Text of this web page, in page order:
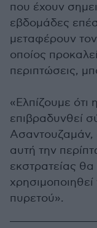
που έχουν
εβδομάδες
μεταφέρουν τον
οποίος
περιπτώσεις,
«Ελπίζουμε ότι
επιβραδυνθεί
Ασαντουζαμάν,
αυτή την
εκστρατείας
πυρετού».